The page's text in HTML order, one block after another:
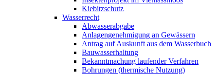
Kiebitzschutz
Wasserrecht
Abwasserabgabe
Anlagengenehmigung an Gewässern
Antrag auf Auskunft aus dem Wasserbuch
Bauwasserhaltung
Bekanntmachung laufender Verfahren
Bohrungen (thermische Nutzung)